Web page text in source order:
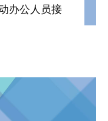
办公人员接